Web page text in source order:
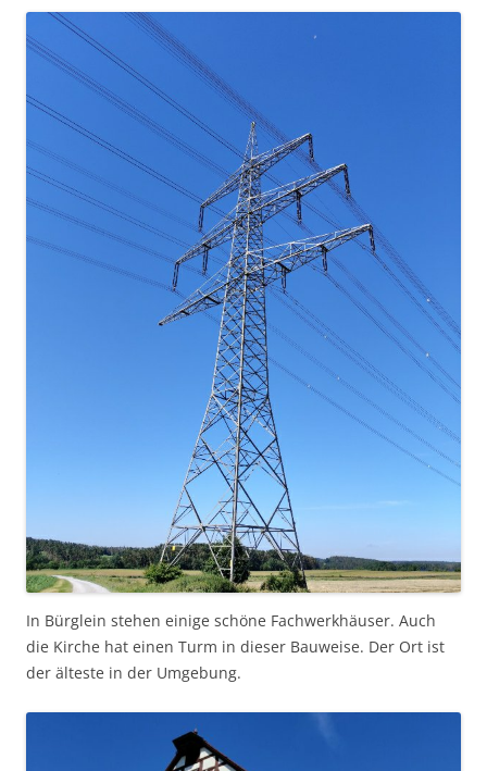
In Bürglein stehen einige schöne Fachwerkhäuser. Auch
die Kirche hat einen Turm in dieser Bauweise. Der Ort ist
der älteste in der Umgebung.